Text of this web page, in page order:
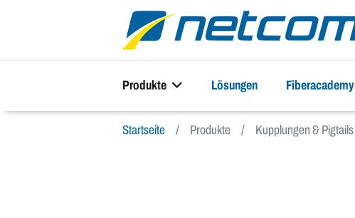
Produkte Lösungen Fiberacademy
Startseite Produkte Kupplungen & Pigtails